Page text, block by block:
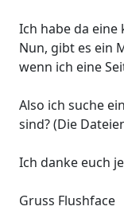
Ich habe da
Nun, gibt es ein
wenn ich eine
Also ich suche
sind? (Die
Ich danke euch
Gruss Flushface